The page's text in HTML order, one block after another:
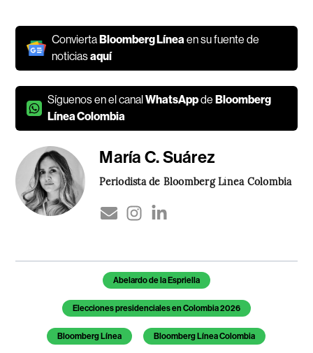
ConviertaBloomberg Líneaen su fuente de
noticiasaquí
Síguenos en el canalWhatsAppdeBloomberg
Línea Colombia
María C. Suárez
Periodista de Bloomberg Línea Colombia
Temas de este artículoAbelardo de la Espriella
Elecciones presidenciales en Colombia 2026
Bloomberg Línea Bloomberg Línea Colombia